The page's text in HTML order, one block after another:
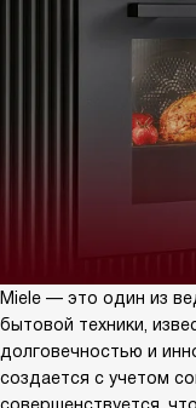
Miele — это один из
бытовой техники,
долговечностью и
создается с учетом